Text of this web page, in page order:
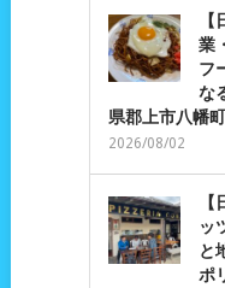
業
フ
な
県郡上市八幡
2026/08/02
ッ
と
ポ